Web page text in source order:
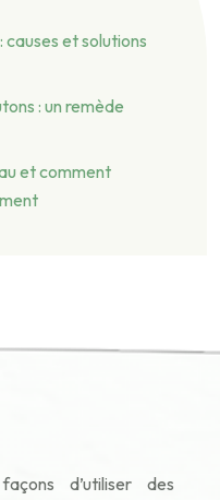
causes et solutions
: un remède
et comment
d’utiliser des